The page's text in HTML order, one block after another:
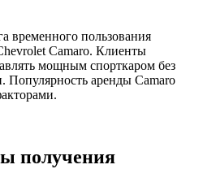
временного пользования
Camaro. Клиенты
мощным спорткаром без
Популярность аренды Camaro
получения